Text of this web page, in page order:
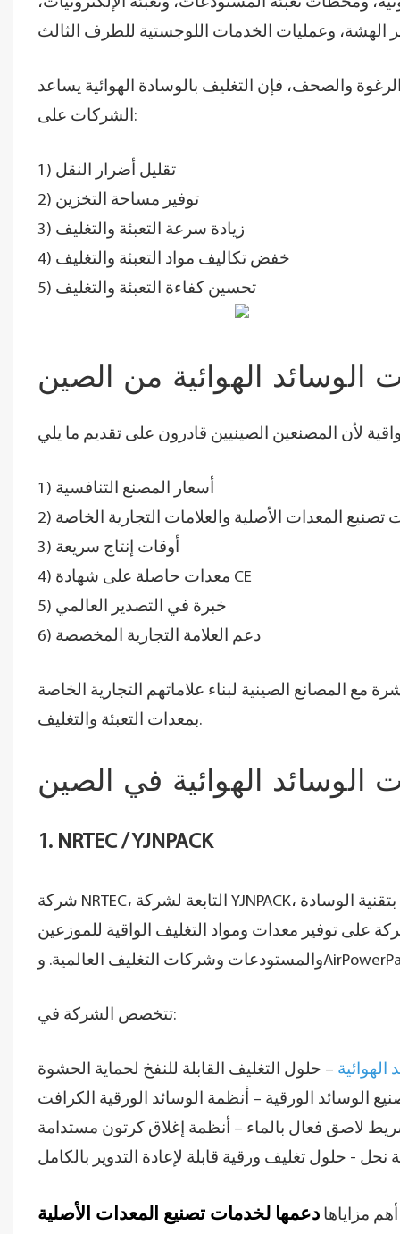
الرغوة والصحف، فإن التغليف بالوسادة الهوائية يساعد
الشركات على:
1) تقليل أضرار النقل
2) توفير مساحة التخزين
3) زيادة سرعة التعبئة والتغليف
4) خفض تكاليف مواد التعبئة والتغليف
5) تحسين كفاءة التعبئة والتغليف
الوسائد الهوائية من الصين
1) أسعار المصنع التنافسية
تصنيع المعدات الأصلية والعلامات التجارية الخاصة
3) أوقات إنتاج سريعة
4) معدات حاصلة على شهادة CE
5) خبرة في التصدير العالمي
6) دعم العلامة التجارية المخصصة
مع المصانع الصينية لبناء علاماتهم التجارية الخاصة
بمعدات التعبئة والتغليف.
1. NRTEC / YJNPACK
شركة NRTEC، التابعة لشركة YJNPACK، هي شركة تصنيع سريعة النمو لمعدات ومستلزمات التغليف الواقي بتقنية الوسادة
على توفير معدات ومواد التغليف الواقية للموزعين
تتخصص الشركة في:
الهوائية – حلول التغليف القابلة للنفخ لحماية الحشوة
الوسائد الورقية – أنظمة الوسائد الورقية الكرافت
لاصق فعال بالماء – أنظمة إغلاق كرتون مستدامة
- حلول تغليف ورقية قابلة لإعادة التدوير بالكامل
مزاياها